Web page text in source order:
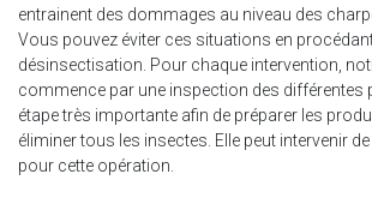
entrainent des dommages au niveau des
Vous pouvez éviter ces situations en
désinsectisation. Pour chaque intervention,
commence par une inspection des différentes
étape très importante afin de préparer les
éliminer tous les insectes. Elle peut intervenir
pour cette opération.